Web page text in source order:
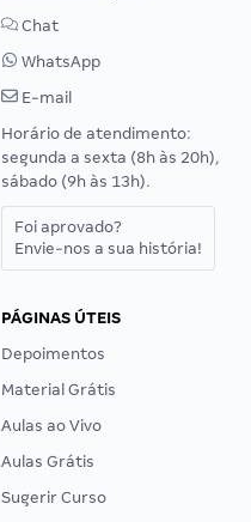
Chat
WhatsApp
E-mail
Horário de atendimento:
segunda a sexta (8h às 20h),
sábado (9h às 13h).
Foi aprovado?
Envie-nos a sua história!
PÁGINAS ÚTEIS
Depoimentos
Material Grátis
Aulas ao Vivo
Aulas Grátis
Sugerir Curso